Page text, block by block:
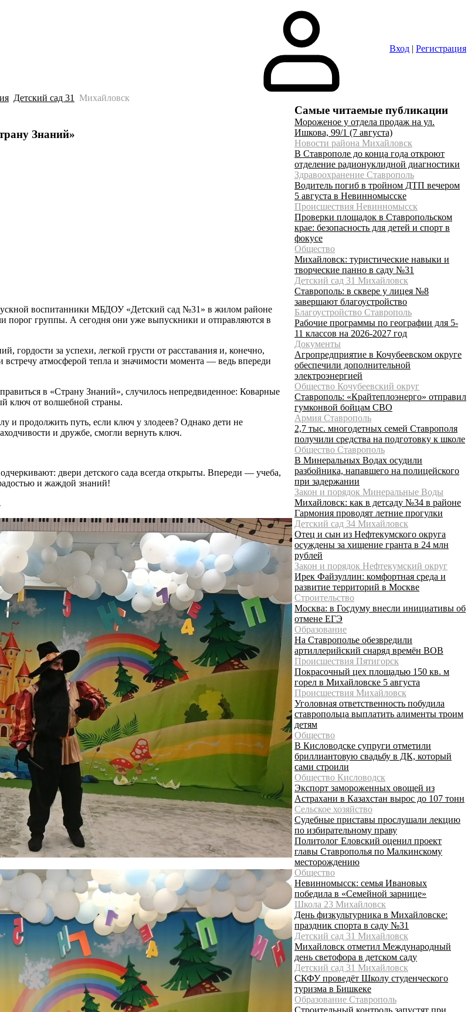
Вход | Регистрация
Детский сад 31 Михайловск
Знаний»
воспитанники МБДОУ «Детский сад №31» в жилом районе
порог группы. А сегодня они уже выпускники и отправляются в
гордости за успехи, легкой грусти от расставания и, конечно,
атмосферой тепла и значимости момента — ведь впереди
в «Страну Знаний», случилось непредвиденное: Коварные
ключ от волшебной страны.
и продолжить путь, если ключ у злодеев? Однако дети не
и дружбе, смогли вернуть ключ.
двери детского сада всегда открыты. Впереди — учеба,
и жаждой знаний!
Самые читаемые публикации
Мороженое у отдела продаж на ул.
Ишкова, 99/1 (7 августа)
Новости района Михайловск
В Ставрополе до конца года откроют
отделение радионуклидной диагностики
Здравоохранение Ставрополь
Водитель погиб в тройном ДТП вечером
5 августа в Невинномысске
Происшествия Невинномысск
Проверки площадок в Ставропольском
крае: безопасность для детей и спорт в
фокусе
Общество
Михайловск: туристические навыки и
творческие панно в саду №31
Детский сад 31 Михайловск
Ставрополь: в сквере у лицея №8
завершают благоустройство
Благоустройство Ставрополь
Рабочие программы по географии для 5-
11 классов на 2026-2027 год
Документы
Агропредприятие в Кочубеевском округе
обеспечили дополнительной
электроэнергией
Общество Кочубеевский округ
Ставрополь: «Крайтеплоэнерго» отправил
гумконвой бойцам СВО
Армия Ставрополь
2,7 тыс. многодетных семей Ставрополя
получили средства на подготовку к школе
Общество Ставрополь
В Минеральных Водах осудили
разбойника, напавшего на полицейского
при задержании
Закон и порядок Минеральные Воды
Михайловск: как в детсаду №34 в районе
Гармония проводят летние прогулки
Детский сад 34 Михайловск
Отец и сын из Нефтекумского округа
осуждены за хищение гранта в 24 млн
рублей
Закон и порядок Нефтекумский округ
Ирек Файзуллин: комфортная среда и
развитие территорий в Москве
Строительство
Москва: в Госдуму внесли инициативы об
отмене ЕГЭ
Образование
На Ставрополье обезвредили
артиллерийский снаряд времён ВОВ
Происшествия Пятигорск
Покрасочный цех площадью 150 кв. м
горел в Михайловске 5 августа
Происшествия Михайловск
Уголовная ответственность побудила
ставропольца выплатить алименты троим
детям
Общество
В Кисловодске супруги отметили
бриллиантовую свадьбу в ДК, который
сами строили
Общество Кисловодск
Экспорт замороженных овощей из
Астрахани в Казахстан вырос до 107 тонн
Сельское хозяйство
Судебные приставы прослушали лекцию
по избирательному праву
Политолог Еловский оценил проект
главы Ставрополья по Малкинскому
месторождению
Общество
Невинномысск: семья Ивановых
победила в «Семейной зарнице»
Школа 23 Михайловск
День физкультурника в Михайловске:
праздник спорта в саду №31
Детский сад 31 Михайловск
Михайловск отметил Международный
день светофора в детском саду
Детский сад 31 Михайловск
СКФУ проведёт Школу студенческого
туризма в Бишкеке
Образование Ставрополь
Строительный контроль запустят при